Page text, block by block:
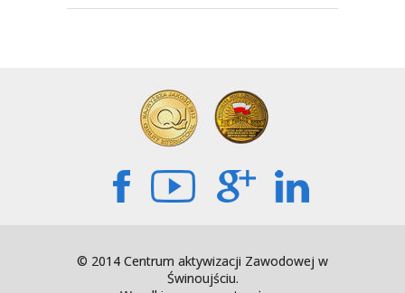
© 2014 Centrum aktywizacji Zawodowej w
Świnoujściu.